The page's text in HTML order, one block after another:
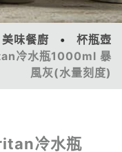
美味餐廚
杯瓶壺
冷水瓶1000ml 暴
風灰(水量刻度)
冷水瓶